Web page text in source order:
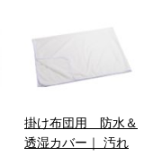
掛け布団用 防水＆
透湿カバー｜ 汚れ